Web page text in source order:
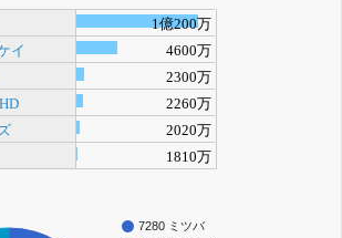
1億200万
イ
4600万
2300万
2260万
2020万
1810万
7280 ミツバ